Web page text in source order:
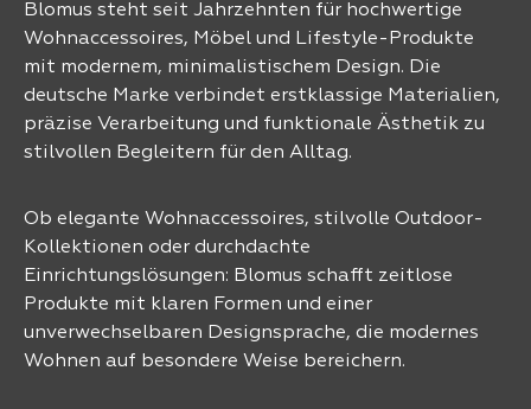
Blomus steht seit Jahrzehnten für hochwertige
Wohnaccessoires, Möbel und Lifestyle-Produkte
mit modernem, minimalistischem Design. Die
deutsche Marke verbindet erstklassige Materialien,
präzise Verarbeitung und funktionale Ästhetik zu
stilvollen Begleitern für den Alltag.
Ob elegante Wohnaccessoires, stilvolle Outdoor-
Kollektionen oder durchdachte
Einrichtungslösungen: Blomus schafft zeitlose
Produkte mit klaren Formen und einer
unverwechselbaren Designsprache, die modernes
Wohnen auf besondere Weise bereichern.